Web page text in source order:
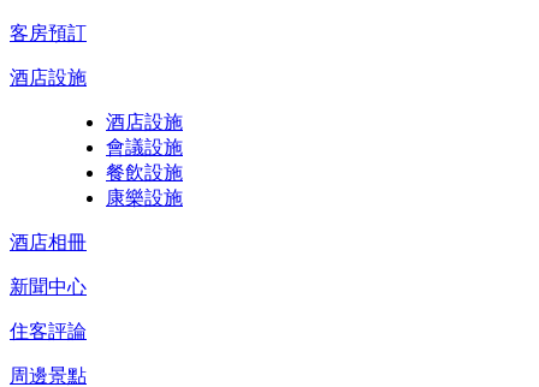
客房預訂
酒店設施
酒店設施
會議設施
餐飲設施
康樂設施
酒店相冊
新聞中心
住客評論
周邊景點